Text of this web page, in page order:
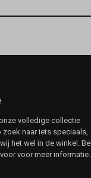
volledige collectie
zoek naar iets speciaals,
het wel in de winkel. Bel,
voor meer informatie.